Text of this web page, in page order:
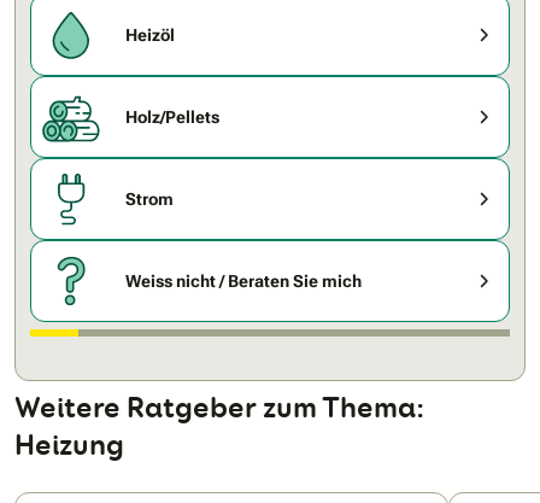
Heizöl
Holz/Pellets
Strom
Weiss nicht / Beraten Sie mich
Weitere Ratgeber zum Thema:
Heizung